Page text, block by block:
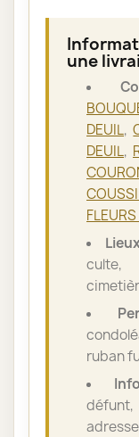
une
DEUIL,
DEUIL,
culte,
ruban
défunt,